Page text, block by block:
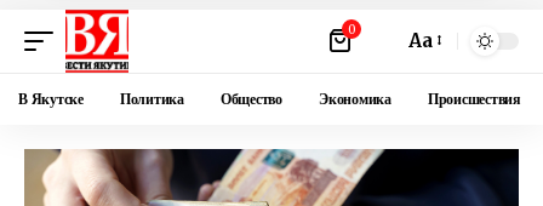
0 Аа
В Якутске Политика Общество Экономика Происшествия